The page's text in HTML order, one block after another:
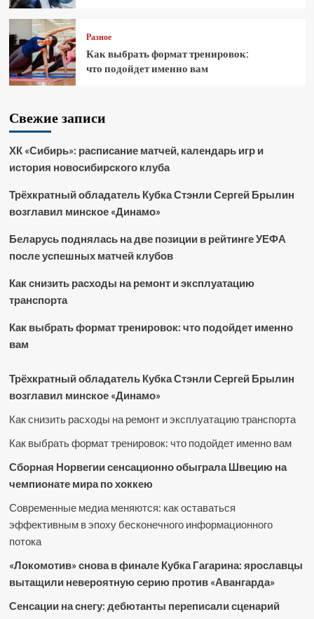
Разное
Как выбрать формат тренировок:
что подойдет именно вам
Свежие записи
ХК «Сибирь»: расписание матчей, календарь игр и
история новосибирского клуба
Трёхкратный обладатель Кубка Стэнли Сергей Брылин
возглавил минское «Динамо»
Беларусь поднялась на две позиции в рейтинге УЕФА
после успешных матчей клубов
Как снизить расходы на ремонт и эксплуатацию
транспорта
Как выбрать формат тренировок: что подойдет именно
вам
Трёхкратный обладатель Кубка Стэнли Сергей Брылин
возглавил минское «Динамо»
Как снизить расходы на ремонт и эксплуатацию транспорта
Как выбрать формат тренировок: что подойдет именно вам
Сборная Норвегии сенсационно обыграла Швецию на
чемпионате мира по хоккею
Современные медиа меняются: как оставаться
эффективным в эпоху бесконечного информационного
потока
«Локомотив» снова в финале Кубка Гагарина: ярославцы
вытащили невероятную серию против «Авангарда»
Сенсации на снегу: дебютанты переписали сценарий